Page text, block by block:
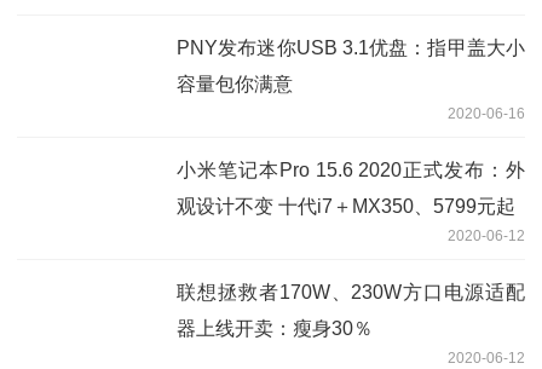
PNY发布迷你USB 3.1优盘：指甲盖大小
容量包你满意
2020-06-16
小米笔记本Pro 15.6 2020正式发布：外
观设计不变 十代i7＋MX350、5799元起
2020-06-12
联想拯救者170W、230W方口电源适配
器上线开卖：瘦身30％
2020-06-12